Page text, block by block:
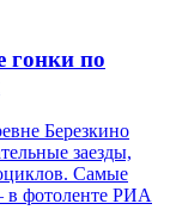
гонки по
Березкино
заезды,
Самые
в фотоленте РИА